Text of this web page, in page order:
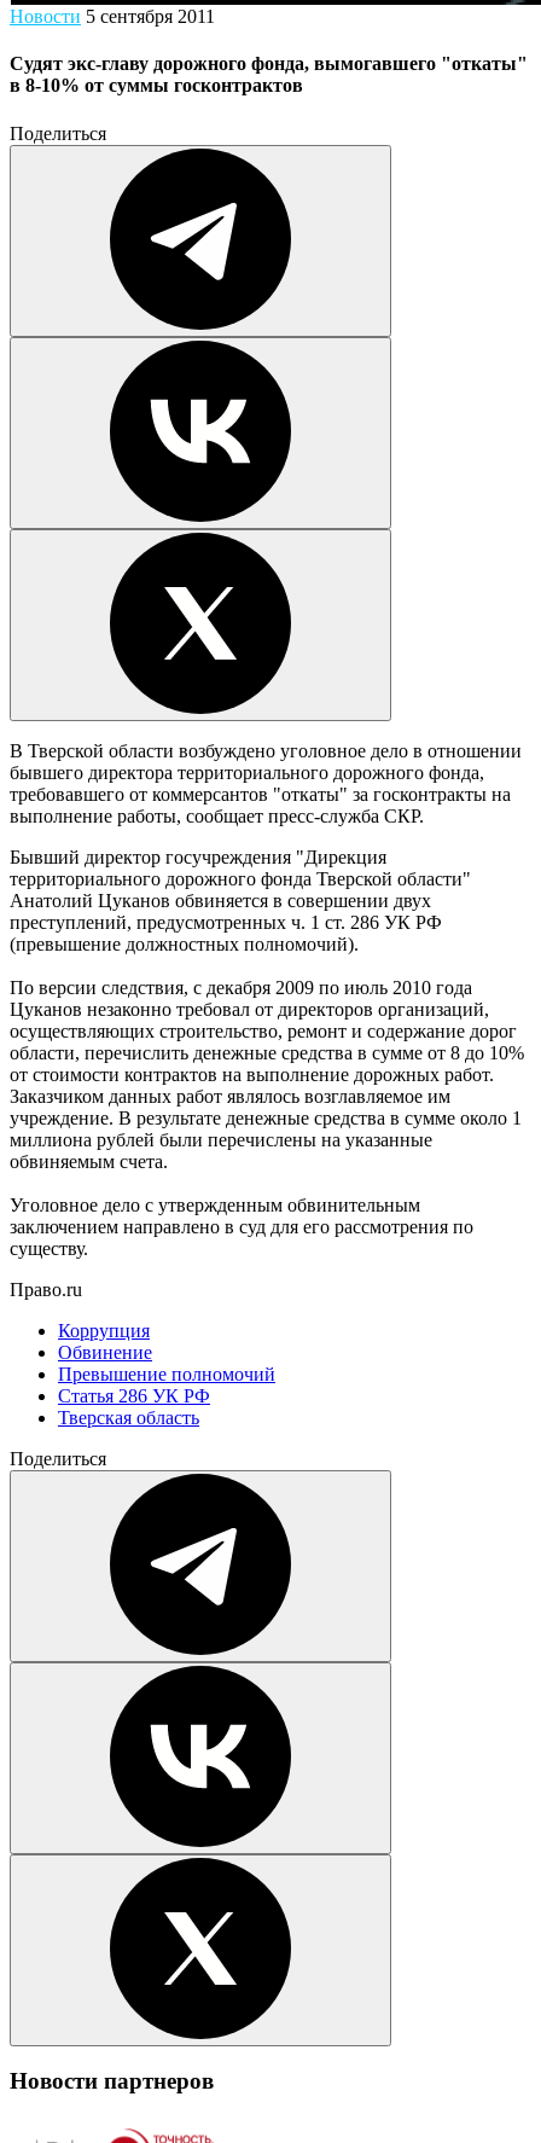
Новости 5 сентября 2011
Судят экс-главу дорожного фонда, вымогавшего "откаты"
в 8-10% от суммы госконтрактов
Поделиться
В Тверской области возбуждено уголовное дело в отношении
бывшего директора территориального дорожного фонда,
требовавшего от коммерсантов "откаты" за госконтракты на
выполнение работы, сообщает пресс-служба СКР.
Бывший директор госучреждения "Дирекция
территориального дорожного фонда Тверской области"
Анатолий Цуканов обвиняется в совершении двух
преступлений, предусмотренных ч. 1 ст. 286 УК РФ
(превышение должностных полномочий).
По версии следствия, с декабря 2009 по июль 2010 года
Цуканов незаконно требовал от директоров организаций,
осуществляющих строительство, ремонт и содержание дорог
области, перечислить денежные средства в сумме от 8 до 10%
от стоимости контрактов на выполнение дорожных работ.
Заказчиком данных работ являлось возглавляемое им
учреждение. В результате денежные средства в сумме около 1
миллиона рублей были перечислены на указанные
обвиняемым счета.
Уголовное дело с утвержденным обвинительным
заключением направлено в суд для его рассмотрения по
существу.
Право.ru
Коррупция
Обвинение
Превышение полномочий
Статья 286 УК РФ
Тверская область
Поделиться
Новости партнеров